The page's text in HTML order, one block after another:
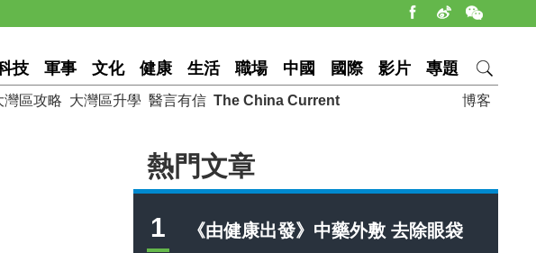
技 軍事 文化 健康 生活 職場 中國 國際 影片 專題
博客
灣區攻略 大灣區升學 醫言有信 The China Current
熱門文章
1 《由健康出發》中藥外敷 去除眼袋